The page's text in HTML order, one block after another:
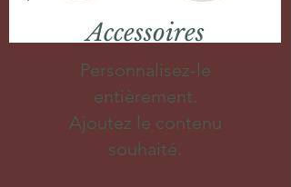
Accessoires
Personnalisez-le
entièrement.
Ajoutez le contenu
souhaité.